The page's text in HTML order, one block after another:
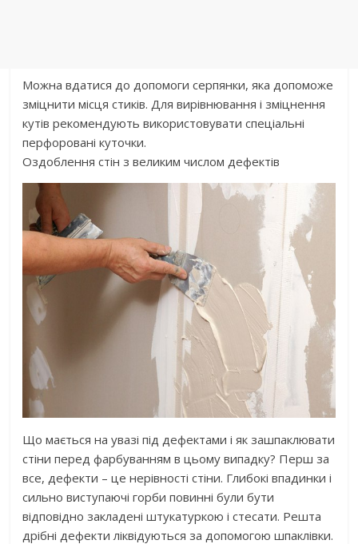
Можна вдатися до допомоги серпянки, яка допоможе
зміцнити місця стиків. Для вирівнювання і зміцнення
кутів рекомендують використовувати спеціальні
перфоровані куточки.
Оздоблення стін з великим числом дефектів
Що мається на увазі під дефектами і як зашпаклювати
стіни перед фарбуванням в цьому випадку? Перш за
все, дефекти – це нерівності стіни. Глибокі впадинки і
сильно виступаючі горби повинні були бути
відповідно закладені штукатуркою і стесати. Решта
дрібні дефекти ліквідуються за допомогою шпаклівки.